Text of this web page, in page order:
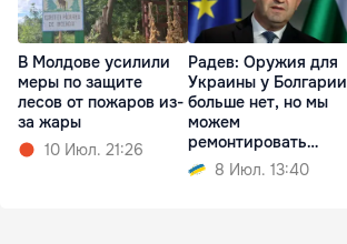
В Молдове усилили
меры по защите
лесов от пожаров из-
за жары
10 Июл. 21:26
Радев: Оружия для
Украины у Болгарии
больше нет, но мы
можем
ремонтировать
технику
8 Июл. 13:40